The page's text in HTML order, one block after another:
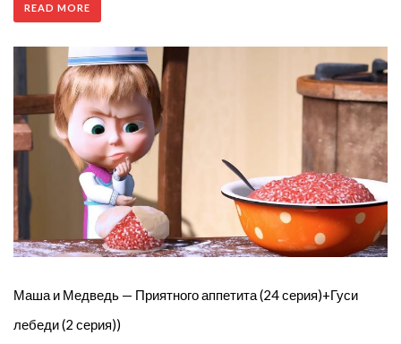
READ MORE
Маша и Медведь — Приятного аппетита (24 серия)+Гуси
лебеди (2 серия))